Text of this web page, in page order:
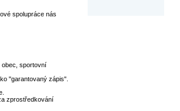
spolupráce nás
obec, sportovní
"garantovaný zápis".
zprostředkování